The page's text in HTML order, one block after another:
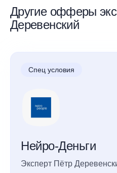
Другие офферы
Деревенский
Спец условия
Нейро-Деньги
Эксперт Пётр